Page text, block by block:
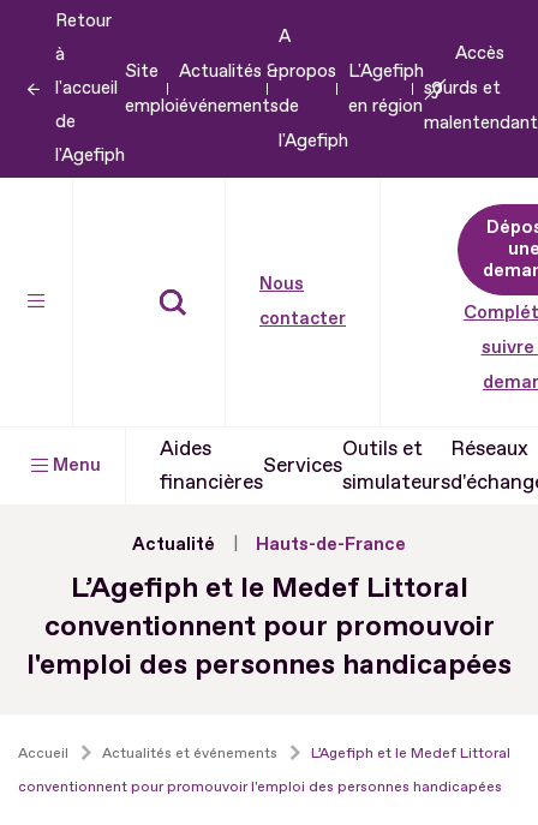
contenu
Retour
à
l'accueil
de
l'Agefiph
Site
emploi
Actualités &
événements
A
propos
de
l'Agefiph
L'Agefiph
en région
Accès
sourds et
Nous
contacter
suivre
Menu
Aides
financières
Services
Outils et
simulateurs
Réseaux
Actualité Hauts-de-France
L’Agefiph et le Medef Littoral
conventionnent pour promouvoir
l'emploi des personnes handicapées
Accueil Actualités et événements
L’Agefiph et le Medef Littoral
conventionnent pour promouvoir l'emploi des personnes handicapées